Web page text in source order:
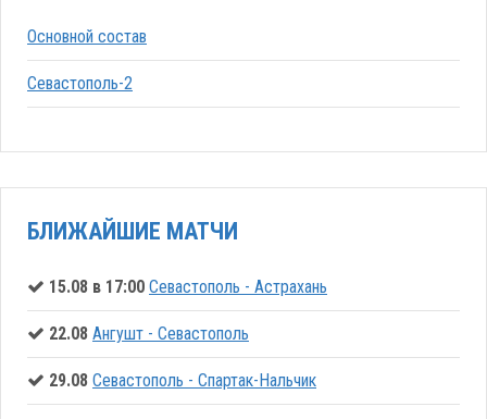
Основной состав
Севастополь-2
БЛИЖАЙШИЕ МАТЧИ
15.08 в 17:00 Севастополь - Астрахань
22.08 Ангушт - Севастополь
29.08 Севастополь - Спартак-Нальчик